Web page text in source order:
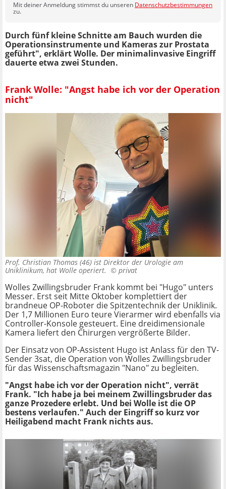
Mit deiner Anmeldung stimmst du unseren Datenschutzbestimmungen
zu.
Durch fünf kleine Schnitte am Bauch wurden die
Operationsinstrumente und Kameras zur Prostata
geführt", erklärt Wolle. Der minimalinvasive Eingriff
dauerte etwa zwei Stunden.
Frank Wolle: "Angst habe ich vor der Operation
nicht"
Prof. Christian Thomas (46) ist Direktor der Urologie am
Uniklinikum, hat Wolle operiert. © privat
Wolles Zwillingsbruder Frank kommt bei "Hugo" unters
Messer. Erst seit Mitte Oktober komplettiert der
brandneue OP-Roboter die Spitzentechnik der Uniklinik.
Der 1,7 Millionen Euro teure Vierarmer wird ebenfalls via
Controller-Konsole gesteuert. Eine dreidimensionale
Kamera liefert den Chirurgen vergrößerte Bilder.
Der Einsatz von OP-Assistent Hugo ist Anlass für den TV-
Sender 3sat, die Operation von Wolles Zwillingsbruder
für das Wissenschaftsmagazin "Nano" zu begleiten.
"Angst habe ich vor der Operation nicht", verrät
Frank. "Ich habe ja bei meinem Zwillingsbruder das
ganze Prozedere erlebt. Und bei Wolle ist die OP
bestens verlaufen." Auch der Eingriff so kurz vor
Heiligabend macht Frank nichts aus.